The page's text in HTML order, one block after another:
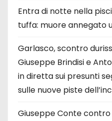
Entra di notte nella
tuffa: muore annegato
Garlasco, scontro
Giuseppe Brindisi e
in diretta sui presunti
sulle nuove piste
Giuseppe Conte